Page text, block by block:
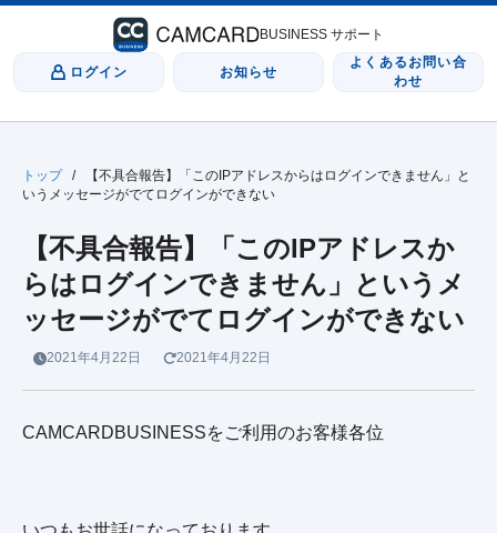
BUSINESS サポート
ログイン お知らせ
よくあるお問い合
わせ
トップ /
【不具合報告】「このIPアドレスからはログインできません」と
いうメッセージがでてログインができない
【不具合報告】「このIPアドレスか
らはログインできません」というメ
ッセージがでてログインができない
2021年4月22日 2021年4月22日
CAMCARDBUSINESSをご利用のお客様各位